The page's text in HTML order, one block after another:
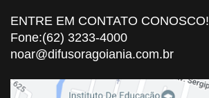
ENTRE EM CONTATO CONOSCO!
Fone:(62) 3233-4000
noar@difusoragoiania.com.br